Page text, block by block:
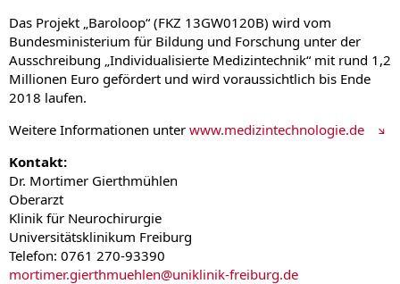
Das Projekt „Baroloop“ (FKZ 13GW0120B) wird vom
Bundesministerium für Bildung und Forschung unter der
Ausschreibung „Individualisierte Medizintechnik“ mit rund 1,2
Millionen Euro gefördert und wird voraussichtlich bis Ende
2018 laufen.
Weitere Informationen unter www.medizintechnologie.de
Kontakt:
Dr. Mortimer Gierthmühlen
Oberarzt
Klinik für Neurochirurgie
Universitätsklinikum Freiburg
Telefon: 0761 270-93390
mortimer.gierthmuehlen@uniklinik-freiburg.de